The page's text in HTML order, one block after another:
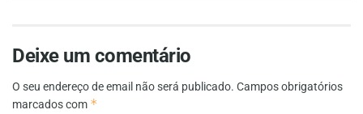
Deixe um comentário
O seu endereço de email não será publicado. Campos obrigatórios
marcados com *